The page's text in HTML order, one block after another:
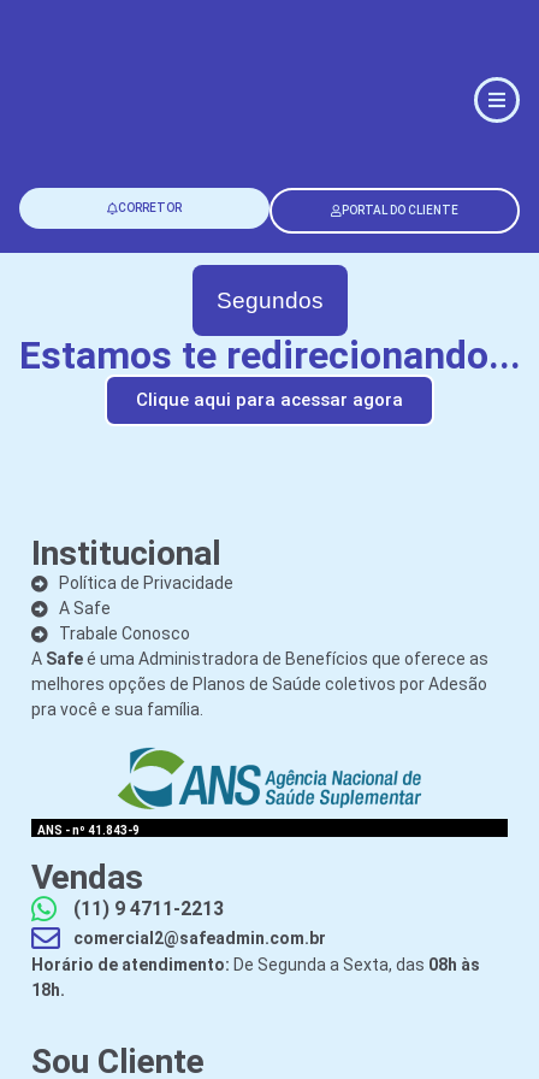
CORRETOR PORTAL DO CLIENTE
Segundos
Estamos te redirecionando...
Clique aqui para acessar agora
Institucional
Política de Privacidade
A Safe
Trabale Conosco
A Safeé uma Administradora de Benefícios que oferece as
melhores opções de Planos de Saúde coletivos por Adesão
pra você e sua família.
ANS - nº 41.843-9
Vendas
(11) 9 4711-2213
comercial2@safeadmin.com.br
Horário de atendimento: De Segunda a Sexta, das 08h às
18h.
Sou Cliente